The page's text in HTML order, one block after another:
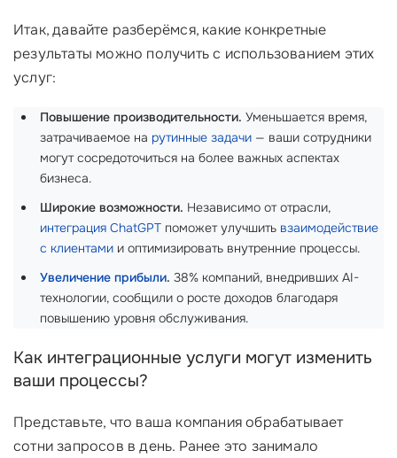
Итак, давайте разберёмся, какие конкретные
результаты можно получить с использованием этих
услуг:
Повышение производительности. Уменьшается время,
затрачиваемое на рутинные задачи — ваши сотрудники
могут сосредоточиться на более важных аспектах
бизнеса.
Широкие возможности. Независимо от отрасли,
интеграция ChatGPT поможет улучшить взаимодействие
с клиентами и оптимизировать внутренние процессы.
Увеличение прибыли. 38% компаний, внедривших AI-
технологии, сообщили о росте доходов благодаря
повышению уровня обслуживания.
Как интеграционные услуги могут изменить
ваши процессы?
Представьте, что ваша компания обрабатывает
сотни запросов в день. Ранее это занимало